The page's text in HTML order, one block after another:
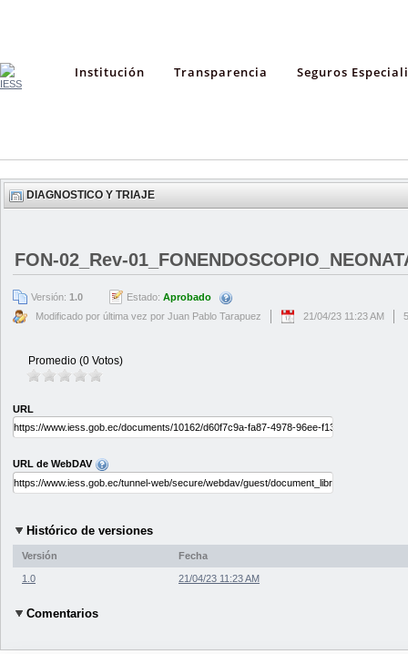
Institución Transparencia Seguros
DIAGNOSTICO Y TRIAJE
FON-02_Rev-
Versión: 1.0 Estado: Aprobado
Modificado por última vez por Juan Pablo Tarapuez
21/04/23 11:23 AM
Promedio (0 Votos)
URL
URL de WebDAV
Histórico de versiones
Versión Fecha
1.0 21/04/23 11:23 AM
Comentarios